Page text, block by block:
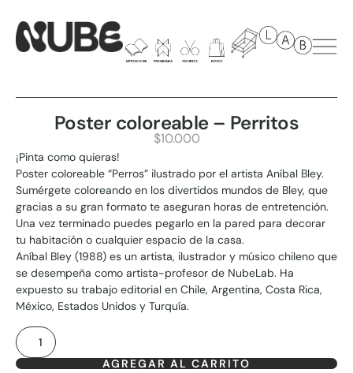
Poster coloreable – Perritos
$10.000
¡Pinta como quieras!
Poster coloreable “Perros” ilustrado por el artista Aníbal Bley.
Sumérgete coloreando en los divertidos mundos de Bley, que
gracias a su gran formato te aseguran horas de entretención.
Una vez terminado puedes pegarlo en la pared para decorar
tu habitación o cualquier espacio de la casa.
Aníbal Bley (1988) es un artista, ilustrador y músico chileno que
se desempeña como artista-profesor de NubeLab. Ha
expuesto su trabajo editorial en Chile, Argentina, Costa Rica,
México, Estados Unidos y Turquía.
AGREGAR AL CARRITO